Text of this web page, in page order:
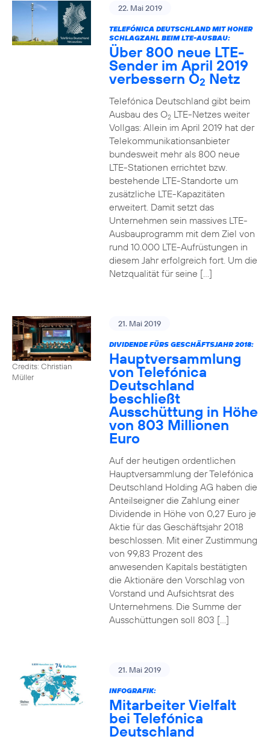
22. Mai 2019
TELEFÓNICA DEUTSCHLAND MIT HOHER
SCHLAGZAHL BEIM LTE-AUSBAU:
Über 800 neue LTE-
Sender im April 2019
verbessern O2 Netz
Telefónica Deutschland gibt beim
Ausbau des O2LTE-Netzes weiter
Vollgas: Allein im April 2019 hat der
Telekommunikationsanbieter
bundesweit mehr als 800 neue
LTE-Stationen errichtet bzw.
bestehende LTE-Standorte um
zusätzliche LTE-Kapazitäten
erweitert. Damit setzt das
Unternehmen sein massives LTE-
Ausbauprogramm mit dem Ziel von
rund 10.000 LTE-Aufrüstungen in
diesem Jahr erfolgreich fort. Um die
Netzqualität für seine […]
Credits: Christian
Müller
21. Mai 2019
DIVIDENDE FÜRS GESCHÄFTSJAHR 2018:
Hauptversammlung
von Telefónica
Deutschland
beschließt
Ausschüttung in Höhe
von 803 Millionen
Euro
Auf der heutigen ordentlichen
Hauptversammlung der Telefónica
Deutschland Holding AG haben die
Anteilseigner die Zahlung einer
Dividende in Höhe von 0,27 Euro je
Aktie für das Geschäftsjahr 2018
beschlossen. Mit einer Zustimmung
von 99,83 Prozent des
anwesenden Kapitals bestätigten
die Aktionäre den Vorschlag von
Vorstand und Aufsichtsrat des
Unternehmens. Die Summe der
Ausschüttungen soll 803 […]
21. Mai 2019
INFOGRAFIK:
Mitarbeiter Vielfalt
bei Telefónica
Deutschland